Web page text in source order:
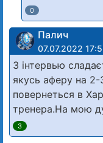
0
Палич
07.07.2022
З інтервью
якусь аферу на
повернеться в
тренера.На мою
3